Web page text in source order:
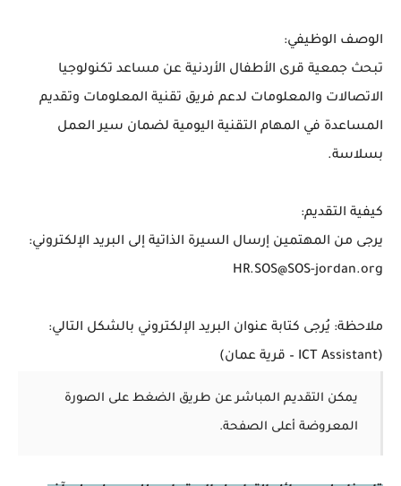
الوصف الوظيفي:
تبحث جمعية قرى الأطفال الأردنية عن مساعد تكنولوجيا
الاتصالات والمعلومات لدعم فريق تقنية المعلومات وتقديم
المساعدة في المهام التقنية اليومية لضمان سير العمل
بسلاسة.
كيفية التقديم:
يرجى من المهتمين إرسال السيرة الذاتية إلى البريد الإلكتروني:
HR.SOS@SOS-jordan.org
ملاحظة: يُرجى كتابة عنوان البريد الإلكتروني بالشكل التالي:
(ICT Assistant – قرية عمان)
يمكن التقديم المباشر عن طريق الضغط على الصورة
المعروضة أعلى الصفحة.